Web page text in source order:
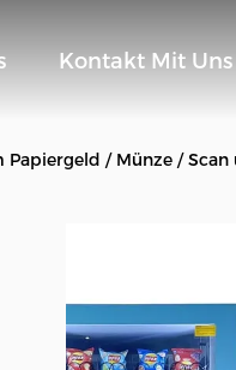
Kontakt Mit Uns
/ Münze /